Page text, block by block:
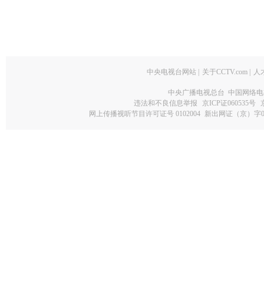
中央电视台网站 关于CCTV.com 人
中央广播电视总台 中国网络
违法和不良信息举报
京ICP证060535号
网上传播视听节目许可证号 0102004 新出网证（京）